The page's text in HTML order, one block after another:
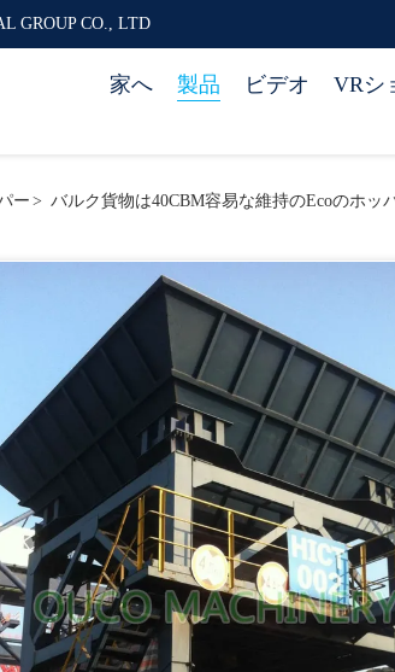
GROUP CO., LTD
家へ 製品 ビデオ VRシ
ー > バルク貨物は40CBM容易な維持のEcoのホッ